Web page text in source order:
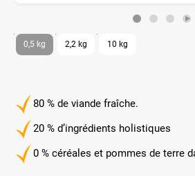
80 % de viande fraîche.
20 % d’ingrédients holistiques
0 % céréales et pommes de terre
0,5 kg 2,2 kg 10 kg